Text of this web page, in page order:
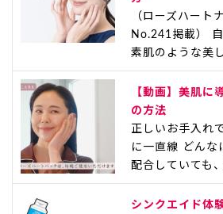
（ローズハート
No.241掲載）
素肌のような美
【動画】美肌に
の方法
正しいお手入れ
に一直線 どんな
配合していても
シンクエイド体